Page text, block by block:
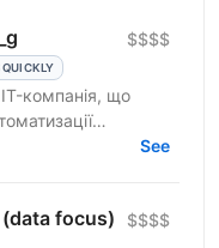
QUICKLY
$$$$
компанія, що
комплекснуSee
focus) $$$$